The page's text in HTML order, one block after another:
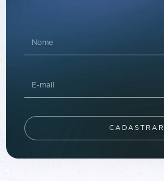
CADASTRAR